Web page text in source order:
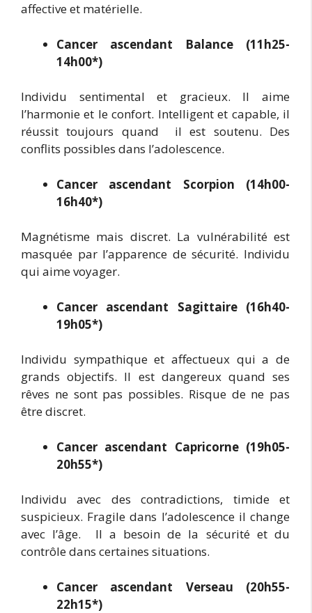
affective et matérielle.
Cancer ascendant Balance (11h25-
14h00*)
Individu sentimental et gracieux. Il aime
l’harmonie et le confort. Intelligent et capable, il
réussit toujours quand il est soutenu. Des
conflits possibles dans l’adolescence.
Cancer ascendant Scorpion (14h00-
16h40*)
Magnétisme mais discret. La vulnérabilité est
masquée par l’apparence de sécurité. Individu
qui aime voyager.
Cancer ascendant Sagittaire (16h40-
19h05*)
Individu sympathique et affectueux qui a de
grands objectifs. Il est dangereux quand ses
rêves ne sont pas possibles. Risque de ne pas
être discret.
Cancer ascendant Capricorne (19h05-
20h55*)
Individu avec des contradictions, timide et
suspicieux. Fragile dans l’adolescence il change
avec l’âge. Il a besoin de la sécurité et du
contrôle dans certaines situations.
Cancer ascendant Verseau (20h55-
22h15*)